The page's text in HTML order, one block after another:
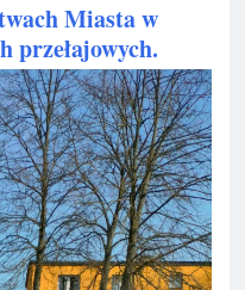
Miasta w
przełajowych.